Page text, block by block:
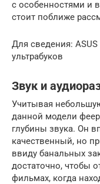
с особенностями и
стоит поближе
Для сведения:
ультрабуков
Звук и
Учитывая
данной модели
глубины звука. Он
качественный, но
ввиду банальных
достаточно, чтобы
фильмах, когда